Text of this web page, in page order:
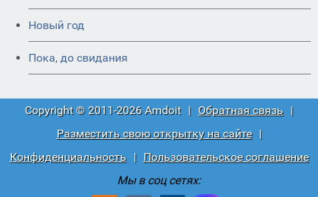
Новый год
Пока, до свидания
Copyright © 2011-2026 Amdoit | Обратная связь |
Разместить свою открытку на сайте
|
Конфиденциальность
|
Пользовательское соглашение
Мы в соц сетях: